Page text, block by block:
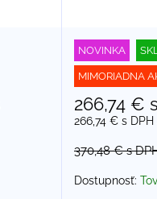
NOVINKA
MIMORIADNA
266,74 €
266,74 €s DPH
370,48 €s
Dostupnosť: